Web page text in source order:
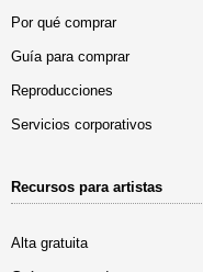
Por qué comprar
Guía para comprar
Reproducciones
Servicios corporativos
Recursos para artistas
Alta gratuita